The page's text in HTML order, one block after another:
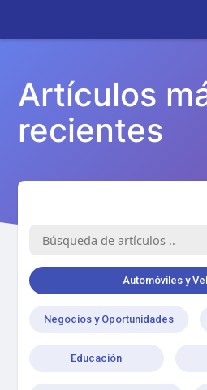
Artículos
recientes
Automóviles y
Negocios y Oportunidades
Educación